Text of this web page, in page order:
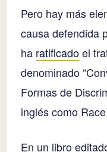
Pero hay más
causa defendida
ha ratificadoel
denominado
Formas de
inglés como
En un libro